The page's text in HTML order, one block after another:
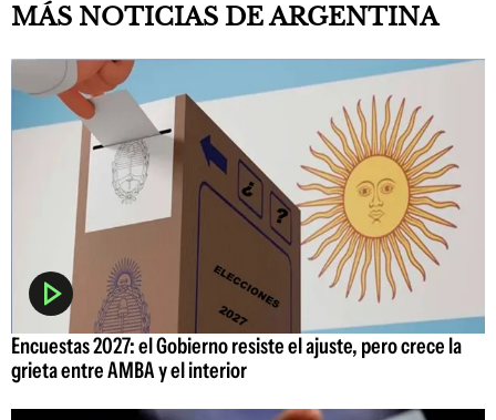
MÁS NOTICIAS DE ARGENTINA
Encuestas 2027: el Gobierno resiste el ajuste, pero crece la
grieta entre AMBA y el interior